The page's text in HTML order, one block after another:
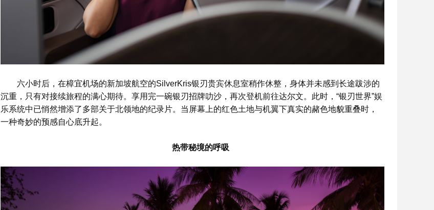
六小时后，在樟宜机场的新加坡航空的SilverKris银刃贵宾休息室稍作休整，身体并未感到长途跋涉的
沉重，只有对接续旅程的满心期待。享用完一碗银刃招牌叻沙，再次登机前往达尔文。此时，“银刃世界”娱
乐系统中已悄然增添了多部关于北领地的纪录片。当屏幕上的红色土地与机翼下真实的赭色地貌重叠时，
一种奇妙的预感自心底升起。
热带秘境的呼吸